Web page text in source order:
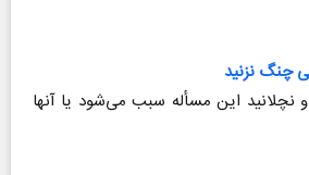
چنگ نزنید
نچلانید این مسأله سبب می‌شود یا آنها